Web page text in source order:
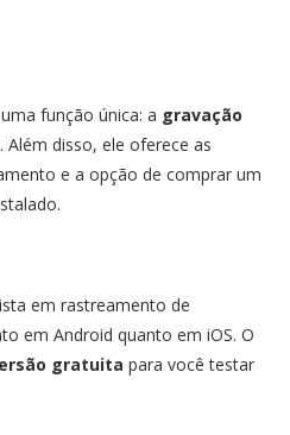
função única: a gravação
. Além disso, ele oferece as
e a opção de comprar um
em rastreamento de
em Android quanto em iOS. O
gratuita para você testar